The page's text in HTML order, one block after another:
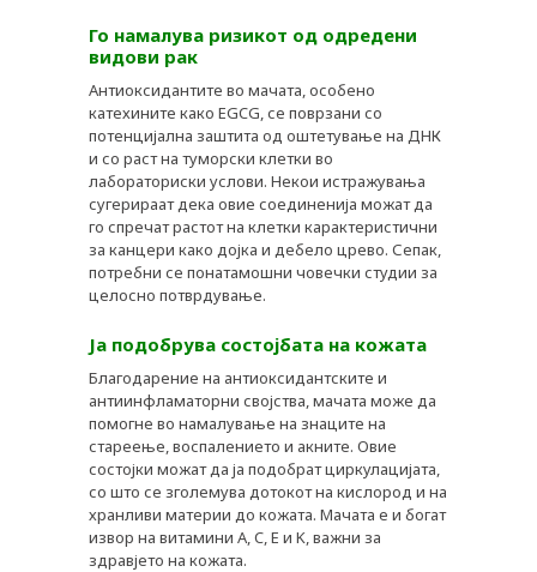
PLUSPHARMA
АПТЕКИ
ПРЕПОРАКИ
СОВЕТИ
СПИСАНИЕ
КАРИЕРА
Го намалува ризикот од одредени
видови рак
Антиоксидантите во мачата, особено
катехините како EGCG, се поврзани со
потенцијална заштита од оштетување на ДНК
и со раст на туморски клетки во
лабораториски услови. Некои истражувања
сугерираат дека овие соединенија можат да
го спречат растот на клетки карактеристични
за канцери како дојка и дебело црево. Сепак,
потребни се понатамошни човечки студии за
целосно потврдување.
Ја подобрува состојбата на кожата
Благодарение на антиоксидантските и
антиинфламаторни својства, мачата може да
помогне во намалување на знаците на
стареење, воспалението и акните. Овие
состојки можат да ја подобрат циркулацијата,
со што се зголемува дотокот на кислород и на
хранливи материи до кожата. Мачата е и богат
извор на витамини A, C, E и K, важни за
здравјето на кожата.